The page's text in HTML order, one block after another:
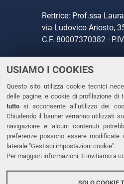
USIAMO I COOKIES
Questo sito utilizza cookie tecnici
delle pagine, e cookie di profilazione di
tutto si acconsente all’utilizzo dei
Chiudendo il banner verranno utilizzati
navigazione e alcuni contenuti
preferenze possono essere
laterale "Gestisci impostazioni cookie".
Per maggiori informazioni, ti invitiamo a
Rettrice: Prof.ssa
via Ludovico Ariosto,
C.F. 80007370382 -
CONTATTI
Tel. +39 0532 293111
Fax. +39 0532 293031
PEC
LINKS
Dichiarazione di